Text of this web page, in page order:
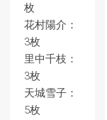
枚
花村陽介：
3枚
里中千枝：
3枚
天城雪子：
5枚